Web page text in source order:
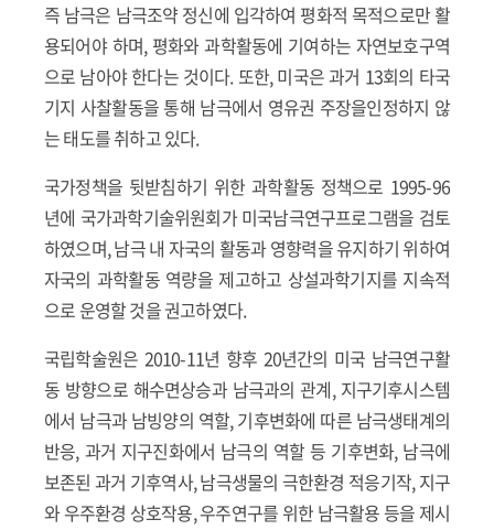
즉 남극은 남극조약 정신에 입각하여 평화적 목적으로만 활
용되어야 하며, 평화와 과학활동에 기여하는 자연보호구역
으로 남아야 한다는 것이다. 또한, 미국은 과거 13회의 타국
기지 사찰활동을 통해 남극에서 영유권 주장을인정하지 않
는 태도를 취하고 있다.
국가정책을 뒷받침하기 위한 과학활동 정책으로 1995-96
년에 국가과학기술위원회가 미국남극연구프로그램을 검토
하였으며, 남극 내 자국의 활동과 영향력을 유지하기 위하여
자국의 과학활동 역량을 제고하고 상설과학기지를 지속적
으로 운영할 것을 권고하였다.
국립학술원은 2010-11년 향후 20년간의 미국 남극연구활
동 방향으로 해수면상승과 남극과의 관계, 지구기후시스템
에서 남극과 남빙양의 역할, 기후변화에 따른 남극생태계의
반응, 과거 지구진화에서 남극의 역할 등 기후변화, 남극에
보존된 과거 기후역사, 남극생물의 극한환경 적응기작, 지구
와 우주환경 상호작용, 우주연구를 위한 남극활용 등을 제시